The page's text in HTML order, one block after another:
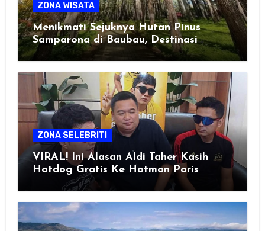
ZONA WISATA
Menikmati Sejuknya Hutan Pinus
Samparona di Baubau, Destinasi
Healing Favorit!
ZONA SELEBRITI
VIRAL! Ini Alasan Aldi Taher Kasih
Hotdog Gratis Ke Hotman Paris